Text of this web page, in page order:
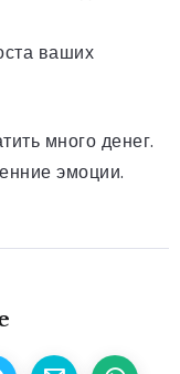
ваших
много денег.
эмоции.